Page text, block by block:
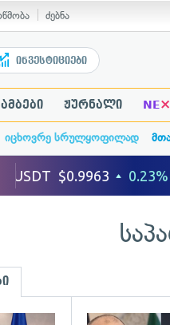
ძებნა
ინვესტიციები
ჟურნალი NE×
იცხოვრე სრულყოფილად